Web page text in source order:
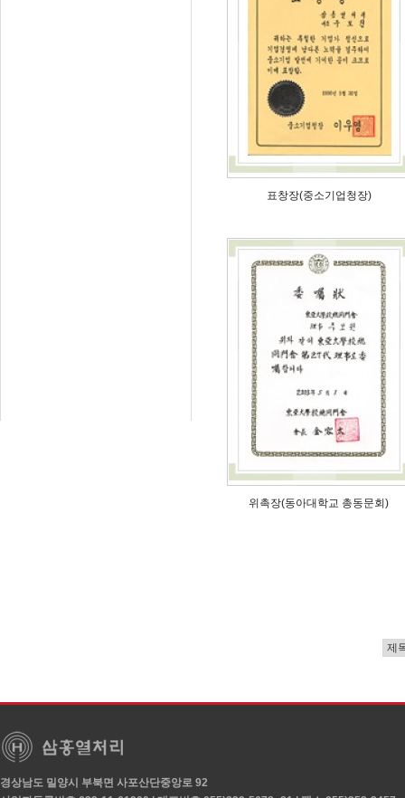
표창장(중소기업청장)
위촉장(동아대학교 총동문회)
경상남도 밀양시 부북면 사포산단중앙로 92